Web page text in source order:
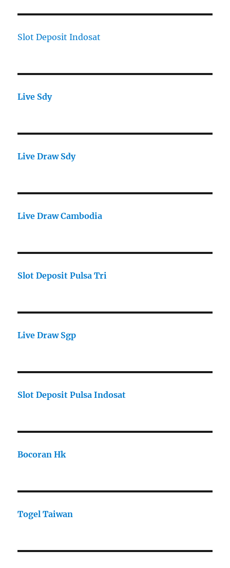
Slot Deposit Indosat
Live Sdy
Live Draw Sdy
Live Draw Cambodia
Slot Deposit Pulsa Tri
Live Draw Sgp
Slot Deposit Pulsa Indosat
Bocoran Hk
Togel Taiwan